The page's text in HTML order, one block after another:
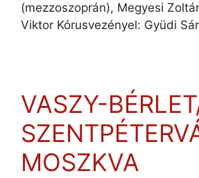
(mezzoszoprán), Megyesi
Viktor Kórusvezényel: Gyüdi
VASZY-
MOSZKVA